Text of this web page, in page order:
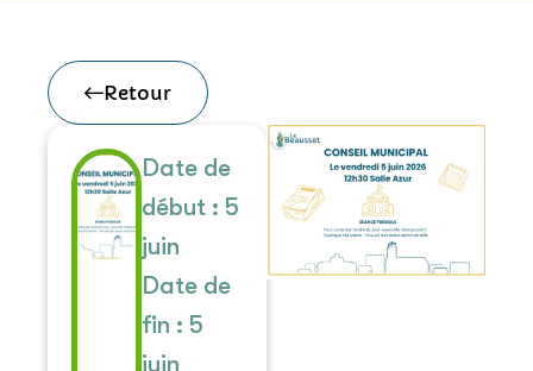
Retour
Date de
début : 5
juin
Date de
fin : 5
juin